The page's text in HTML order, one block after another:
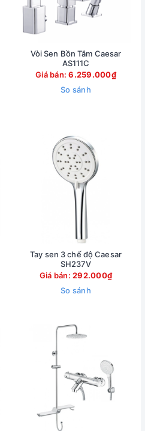
Vòi Sen Bồn Tắm Caesar
AS111C
Giá bán:6.259.000₫
So sánh
Tay sen 3 chế độ Caesar
SH237V
Giá bán:292.000₫
So sánh